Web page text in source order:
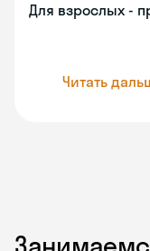
Для взрослых -
Читать